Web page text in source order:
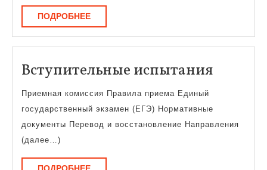
ПОДРОБНЕЕПОДРОБНЕЕ
Вступительные испытания
Приемная комиссия Правила приема Единый
государственный экзамен (ЕГЭ) Нормативные
документы Перевод и восстановление Направления
(далее…)
ПОДРОБНЕЕ